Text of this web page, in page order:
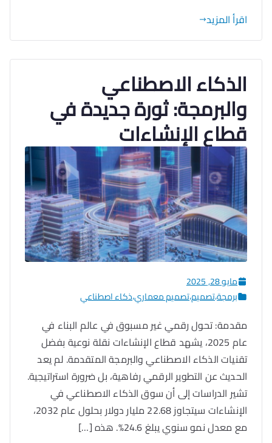
اقرأ المزيد
الذكاء الاصطناعي
والبرمجة: ثورة جديدة في
قطاع الإنشاءات
مايو 28, 2025
برمجة،تصميم،تصميم معماري،ذكاء اصطناعي
مقدمة: تحول رقمي غير مسبوق في عالم البناء في
عام 2025، يشهد قطاع الإنشاءات نقلة نوعية بفضل
تقنيات الذكاء الاصطناعي والبرمجة المتقدمة. لم يعد
الحديث عن التطوير الرقمي رفاهية، بل ضرورة استراتيجية.
تشير الدراسات إلى أن سوق الذكاء الاصطناعي في
الإنشاءات سيتجاوز 22.68 مليار دولار بحلول عام 2032،
مع معدل نمو سنوي يبلغ 24.6%. هذه […]